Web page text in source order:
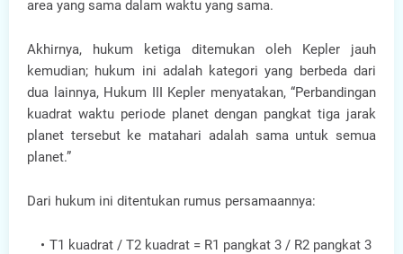
area yang sama dalam waktu yang sama.
Akhirnya, hukum ketiga ditemukan oleh Kepler jauh
kemudian; hukum ini adalah kategori yang berbeda dari
dua lainnya, Hukum III Kepler menyatakan, “Perbandingan
kuadrat waktu periode planet dengan pangkat tiga jarak
planet tersebut ke matahari adalah sama untuk semua
planet.”
Dari hukum ini ditentukan rumus persamaannya:
T1 kuadrat / T2 kuadrat = R1 pangkat 3 / R2 pangkat 3